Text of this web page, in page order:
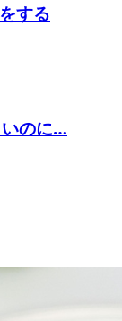
する
のに…